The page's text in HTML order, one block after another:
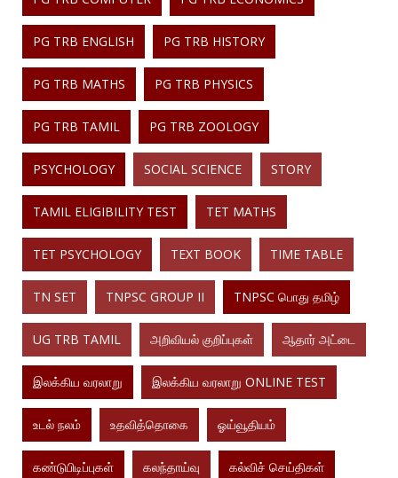
PG TRB ENGLISH PG TRB HISTORY
PG TRB MATHS PG TRB PHYSICS
PG TRB TAMIL PG TRB ZOOLOGY
PSYCHOLOGY SOCIAL SCIENCE STORY
TAMIL ELIGIBILITY TEST TET MATHS
TET PSYCHOLOGY TEXT BOOK TIME TABLE
TN SET TNPSC GROUP II TNPSC பொது தமிழ்
UG TRB TAMIL அறிவியல் குறிப்புகள் ஆதார் அட்டை
இலக்கிய வரலாறு இலக்கிய வரலாறு ONLINE TEST
உடல் நலம் உதவித்தொகை ஓய்வூதியம்
கண்டுபிடிப்புகள் கலந்தாய்வு கல்விச் செய்திகள்